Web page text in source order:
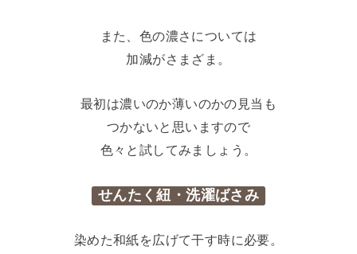
また、色の濃さについては
加減がさまざま。
最初は濃いのか薄いのかの見当も
つかないと思いますので
色々と試してみましょう。
せんたく紐・洗濯ばさみ
染めた和紙を広げて干す時に必要。